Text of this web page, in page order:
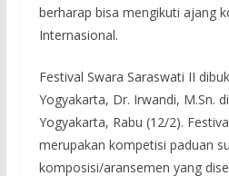
berharap bisa mengikuti ajang
Internasional.
Festival Swara Saraswati II
Yogyakarta, Dr. Irwandi, M.Sn.
Yogyakarta, Rabu (12/2).
merupakan kompetisi paduan
komposisi/aransemen yang